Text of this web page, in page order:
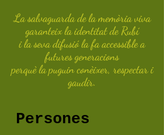
La salvaguarda de la memòria viva
garanteix la identitat de Rubí
i la seva difusió la fa accessible a
futures generacions
perquè la puguin conèixer, respectar i
gaudir.
Persones